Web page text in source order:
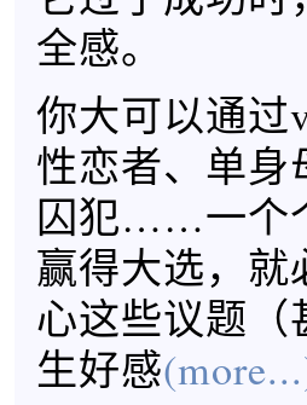
全感。
你大可以通
性恋者、单
囚犯……一个
赢得大选，
心这些议题
生好感